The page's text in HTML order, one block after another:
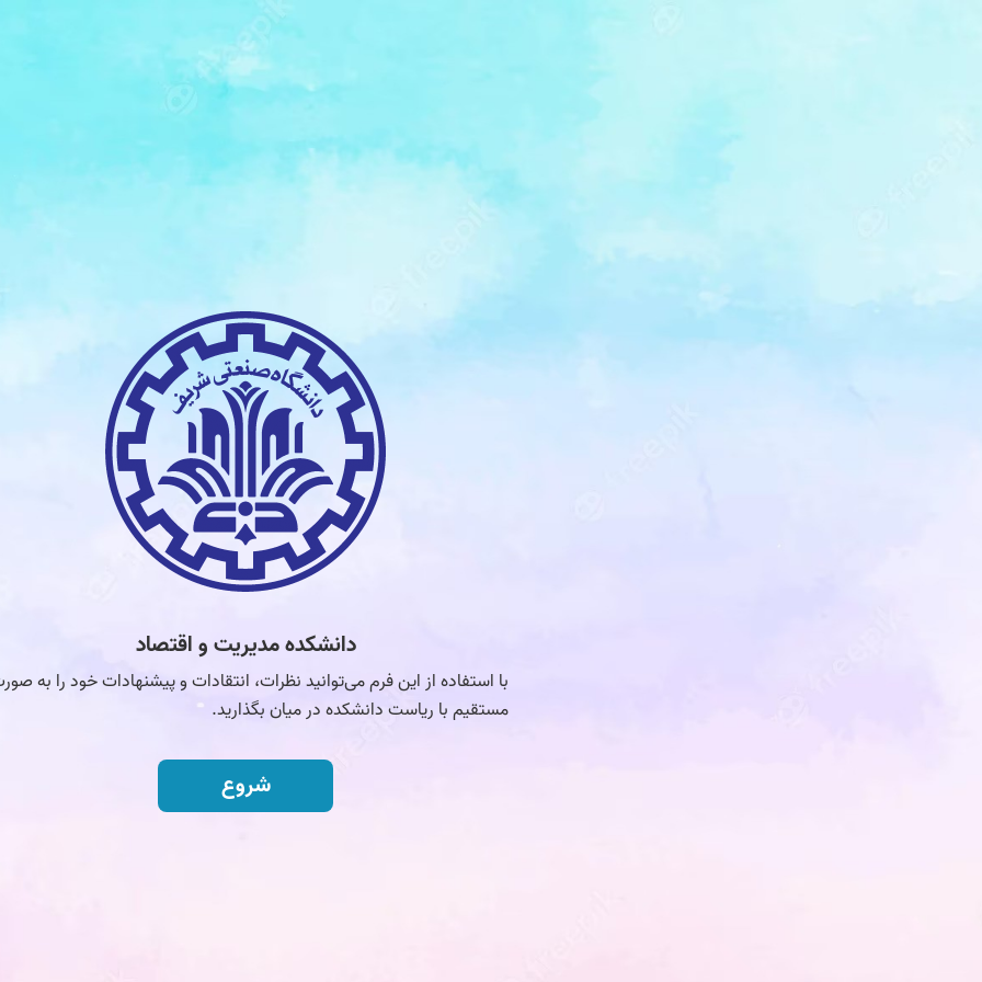
دانشکده مدیریت و اقتصاد
با استفاده از این فرم می‌توانید نظرات، انتقادات و پیشنهادات خود را به
مستقیم با ریاست دانشکده در میان بگذارید.
شروع